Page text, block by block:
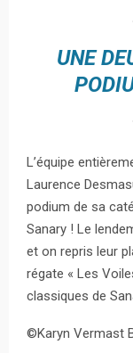
UNE
L’équipe
Laurence
podium de sa
Sanary ! Le
et on repris leur
régate « Les
classiques de
©Karyn Vermast